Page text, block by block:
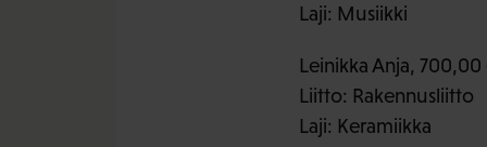
Laji: Musiikki
Leinikka Anja, 700,00
Liitto: Rakennusliitto
Laji: Keramiikka